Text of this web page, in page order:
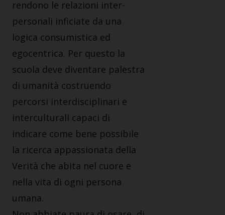
rendono le relazioni inter-
personali inficiate da una
logica consumistica ed
egocentrica. Per questo la
scuola deve diventare palestra
di umanità costruendo
percorsi interdisciplinari e
interculturali capaci di
indicare come bene possibile
la ricerca appassionata della
Verità che abita nel cuore e
nella vita di ogni persona
umana.